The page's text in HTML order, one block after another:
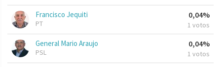
Francisco Jequiti
PT
0,04%
1 votos
General Mario Araujo
PSL
0,04%
1 votos